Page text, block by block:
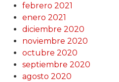
febrero 2021
enero 2021
diciembre 2020
noviembre 2020
octubre 2020
septiembre 2020
agosto 2020